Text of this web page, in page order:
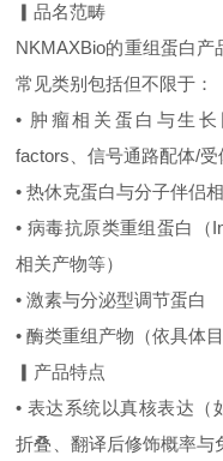
▎品名范畴
NKMAXBio的重组蛋白产
常见类别包括但不限于：
• 肿瘤相关蛋白与生长
factors、信号通路配体/受
• 热休克蛋白与分子伴侣
• 病毒抗原类重组蛋白（
相关产物等）
• 激素与分泌型调节蛋白
• 酶类重组产物（依具体
▎产品特点
• 表达系统以真核表达（
折叠、翻译后修饰概率与